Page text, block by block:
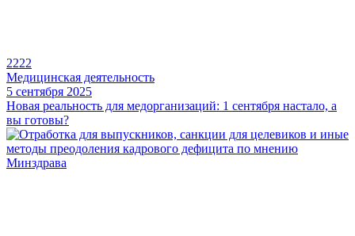
2222
Медицинская деятельность
5 сентября 2025
Новая реальность для медорганизаций: 1 сентября настало, а
вы готовы?